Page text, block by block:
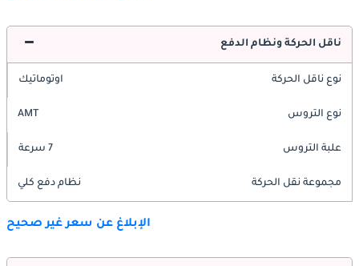
ناقل الحركة ونظام الدفع
نوع ناقل الحركة اوتوماتيك
نوع التروس AMT
علبة التروس 7 سرعة
مجموعة نقل الحركة نظام دفع كلي
الإبلاغ عن سعر غير صحيح